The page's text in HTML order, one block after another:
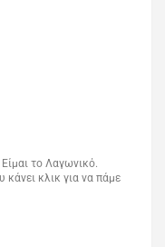
το Λαγωνικό.
κάνει κλικ για να πάμε